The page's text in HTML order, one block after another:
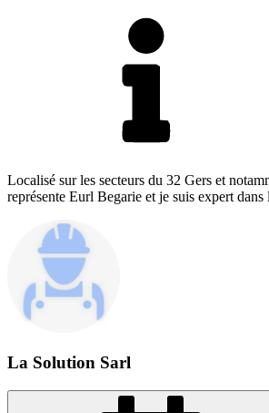
Localisé sur les secteurs du 32 Gers et
représente Eurl Begarie et je suis expert dans
La Solution Sarl